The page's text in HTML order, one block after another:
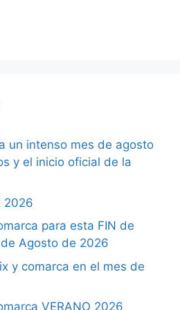
un intenso mes de agosto
y el inicio oficial de la
2026
para esta FIN de
Agosto de 2026
y comarca en el mes de
VERANO 2026